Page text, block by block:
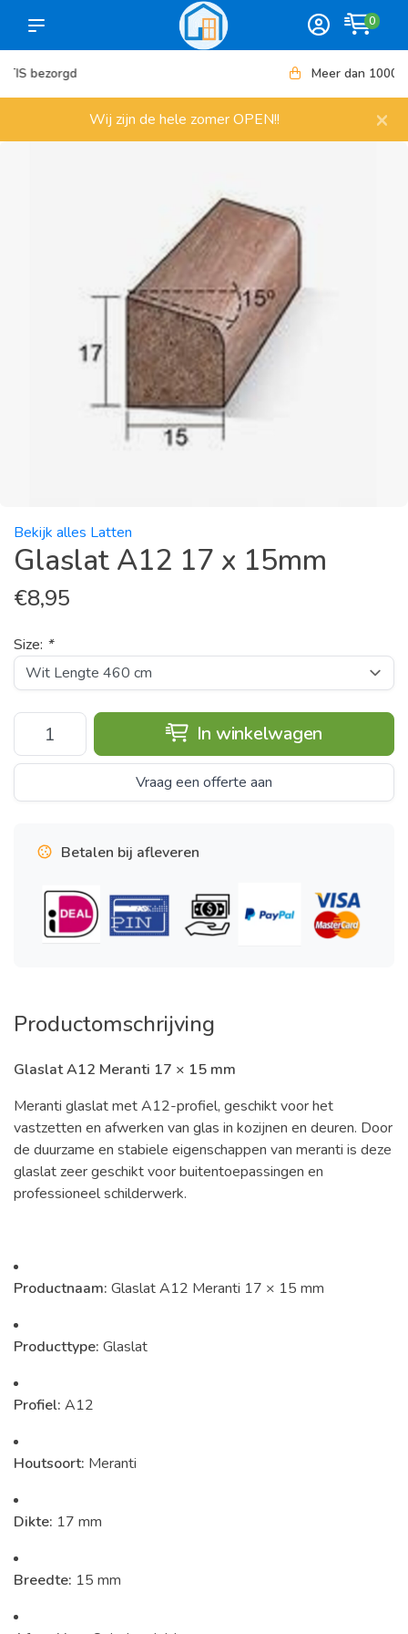
0
Wij zijn de hele zomer OPEN!! ×
Bekijk alles Latten
Glaslat A12 17 x 15mm
€8,95
Size: *
In winkelwagen
Vraag een offerte aan
Betalen bij afleveren
Productomschrijving
Glaslat A12 Meranti 17 × 15 mm
Meranti glaslat met A12-profiel, geschikt voor het
vastzetten en afwerken van glas in kozijnen en deuren. Door
de duurzame en stabiele eigenschappen van meranti is deze
glaslat zeer geschikt voor buitentoepassingen en
professioneel schilderwerk.
Productnaam: Glaslat A12 Meranti 17 × 15 mm
Producttype: Glaslat
Profiel: A12
Houtsoort: Meranti
Dikte: 17 mm
Breedte: 15 mm